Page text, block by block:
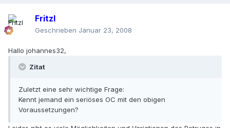
Fritzl
Geschrieben Januar 23, 2008
Hallo johannes32,
Zitat
Zuletzt eine sehr wichtige Frage:
Kennt jemand ein seriöses OC mit den obigen
Voraussetzungen?